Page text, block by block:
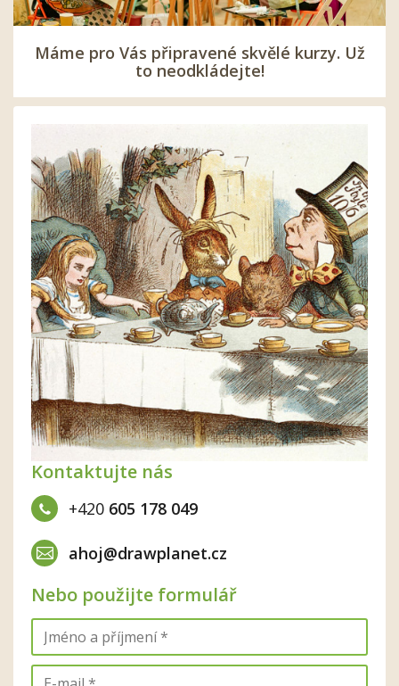
Máme pro Vás připravené skvělé kurzy. Už
to neodkládejte!
Kontaktujte nás
+420 605 178 049
ahoj@drawplanet.cz
Nebo použijte formulář